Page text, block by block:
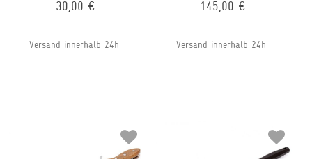
30,00 €
Versand innerhalb 24h
145,00 €
Versand innerhalb 24h